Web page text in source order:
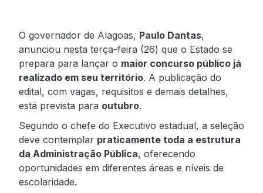
O governador de Alagoas, Paulo Dantas,
anunciou nesta terça-feira (26) que o Estado se
prepara para lançar o maior concurso público já
realizado em seu território. A publicação do
edital, com vagas, requisitos e demais detalhes,
está prevista para outubro.
Segundo o chefe do Executivo estadual, a seleção
deve contemplar praticamente toda a estrutura
da Administração Pública, oferecendo
oportunidades em diferentes áreas e níveis de
escolaridade.